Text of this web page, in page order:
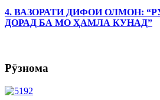
4. ВАЗОРАТИ ДИФОИ ОЛМОН:
ДОРАД БА МО ҲАМЛА КУНАД”
Рӯзнома